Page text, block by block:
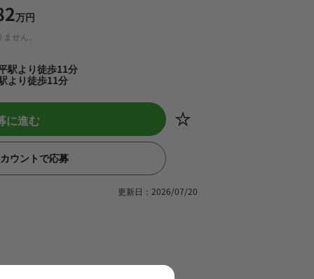
万円
せん。
駅より徒歩11分
より徒歩11分
に進む
ウントで応募
更新日：2026/07/20